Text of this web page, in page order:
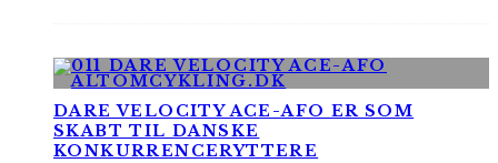
DARE VELOCITY ACE-AFO ER SOM
SKABT TIL DANSKE
KONKURRENCERYTTERE